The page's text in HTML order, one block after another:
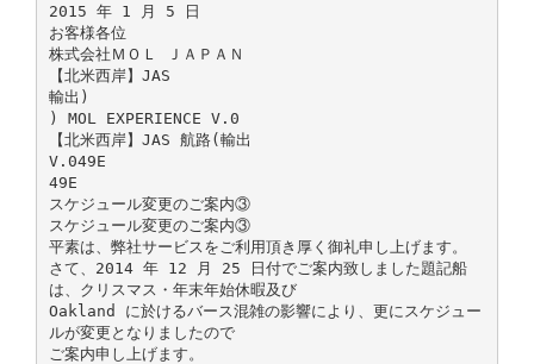
2015 年 1 月 5 日
お客様各位
株式会社ＭＯＬ ＪＡＰＡＮ
【北米西岸】JAS
輸出)
) MOL EXPERIENCE V.0
【北米西岸】JAS 航路(輸出
V.049E
49E
スケジュール変更のご案内③
スケジュール変更のご案内③
平素は、弊社サービスをご利用頂き厚く御礼申し上げます。
さて、2014 年 12 月 25 日付でご案内致しました題記船
は、クリスマス・年末年始休暇及び
Oakland に於けるバース混雑の影響により、更にスケジュー
ルが変更となりましたので
ご案内申し上げます。